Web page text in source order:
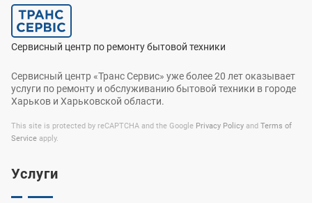
Сервисный центр по ремонту бытовой техники
Сервисный центр «Транс Сервис» уже более 20 лет оказывает
услуги по ремонту и обслуживанию бытовой техники в городе
Харьков и Харьковской области.
This site is protected by reCAPTCHA and the Google Privacy Policy and Terms of
Service apply.
Услуги